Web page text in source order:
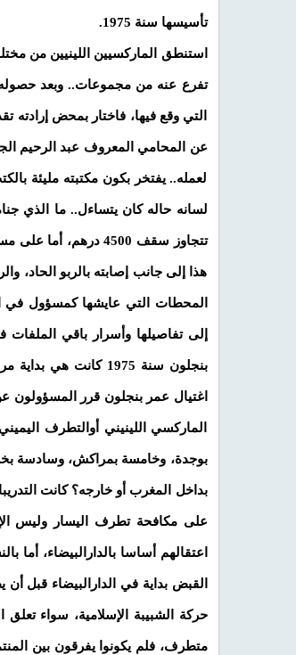
تأسيسها سنة 1975.
استنطق الماركسيين اللينيين من
التي وقع فيها، فاختار بمحض
عن المحامي المعروف عبد الرحيم
لعمله.. يفتخر بكون مكتبته مليئة
تتجاوز سقف 4500
هذا إلى جانب إصابته بالربو الحاد،
المحطات التي عايشها كمسؤول في
إلى تفاصيلها وأسرار باقي
بنجلون سنة 1975
اغتيال عمر بنجلون قرر
الماركسي اللينيني أوالتطرف
بوجدة، وخامسة بمراكش، وسادسة
على مكافحة تطرف اليسار وليس
اعتقالهم أساسا بالدارالبيضاء،
القبض بداية في الدارالبيضاء
حركة الشبيبة الإسلامية، سواء
متطرف، فلم يكونوا يفرقون بين